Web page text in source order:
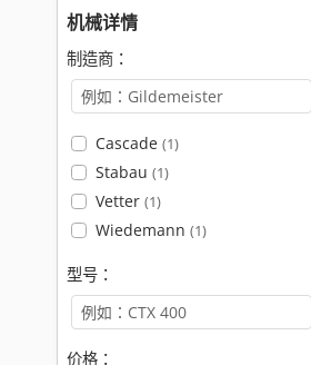
机械详情
制造商：
Cascade (1)
Stabau (1)
Vetter (1)
Wiedemann (1)
型号：
价格：